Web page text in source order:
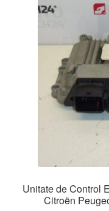
Unitate de Control
Citroën